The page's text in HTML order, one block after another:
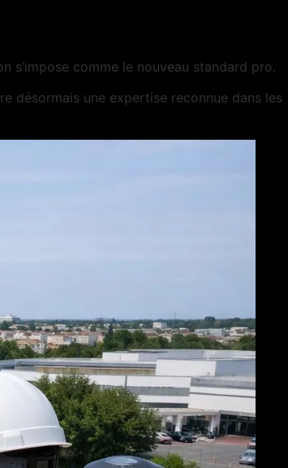
s’impose comme le nouveau standard pro.
désormais une expertise reconnue dans les